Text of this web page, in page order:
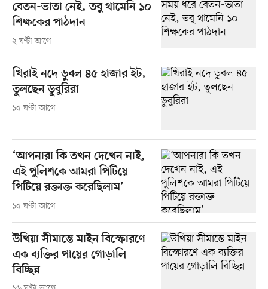
বেতন-ভাতা নেই, তবু থামেনি ১০
শিক্ষকের পাঠদান
২ ঘণ্টা আগে
খিরাই নদে ডুবল ৪৫ হাজার ইট,
তুলছেন ডুবুরিরা
১৫ ঘণ্টা আগে
‘আপনারা কি তখন দেখেন নাই,
এই পুলিশকে আমরা পিটিয়ে
পিটিয়ে রক্তাক্ত করেছিলাম’
১৫ ঘণ্টা আগে
উখিয়া সীমান্তে মাইন বিস্ফোরণে
এক ব্যক্তির পায়ের গোড়ালি
বিচ্ছিন্ন